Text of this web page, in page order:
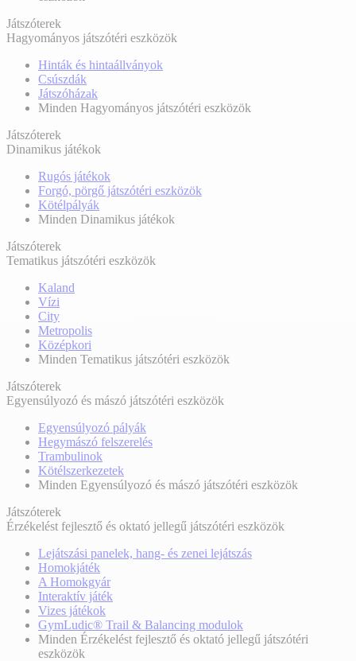
Játszóterek
Hagyományos játszótéri eszközök
Hinták és hintaállványok
Csúszdák
Játszóházak
Minden Hagyományos játszótéri eszközök
Játszóterek
Dinamikus játékok
Rugós játékok
Forgó, pörgő játszótéri eszközök
Kötélpályák
Minden Dinamikus játékok
Játszóterek
Tematikus játszótéri eszközök
Kaland
Vízi
City
Metropolis
Középkori
Minden Tematikus játszótéri eszközök
Játszóterek
Egyensúlyozó és mászó játszótéri eszközök
Egyensúlyozó pályák
Hegymászó felszerelés
Trambulinok
Kötélszerkezetek
Minden Egyensúlyozó és mászó játszótéri eszközök
Játszóterek
Érzékelést fejlesztő és oktató jellegű játszótéri eszközök
Lejátszási panelek, hang- és zenei lejátszás
Homokjáték
A Homokgyár
Interaktív játék
Vizes játékok
GymLudic® Trail & Balancing modulok
Minden Érzékelést fejlesztő és oktató jellegű játszótéri
eszközök